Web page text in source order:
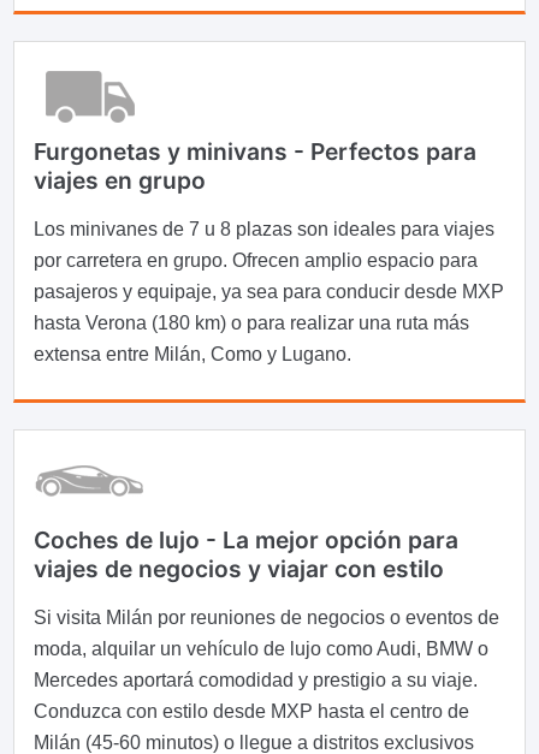
Furgonetas y minivans - Perfectos para
viajes en grupo
Los minivanes de 7 u 8 plazas son ideales para viajes
por carretera en grupo. Ofrecen amplio espacio para
pasajeros y equipaje, ya sea para conducir desde MXP
hasta Verona (180 km) o para realizar una ruta más
extensa entre Milán, Como y Lugano.
Coches de lujo - La mejor opción para
viajes de negocios y viajar con estilo
Si visita Milán por reuniones de negocios o eventos de
moda, alquilar un vehículo de lujo como Audi, BMW o
Mercedes aportará comodidad y prestigio a su viaje.
Conduzca con estilo desde MXP hasta el centro de
Milán (45-60 minutos) o llegue a distritos exclusivos